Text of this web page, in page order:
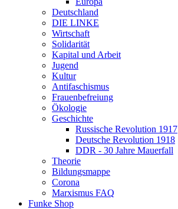
Deutschland
DIE LINKE
Wirtschaft
Solidarität
Kapital und Arbeit
Jugend
Kultur
Antifaschismus
Frauenbefreiung
Ökologie
Geschichte
Russische Revolution 1917
Deutsche Revolution 1918
DDR - 30 Jahre Mauerfall
Theorie
Bildungsmappe
Corona
Marxismus FAQ
Funke Shop